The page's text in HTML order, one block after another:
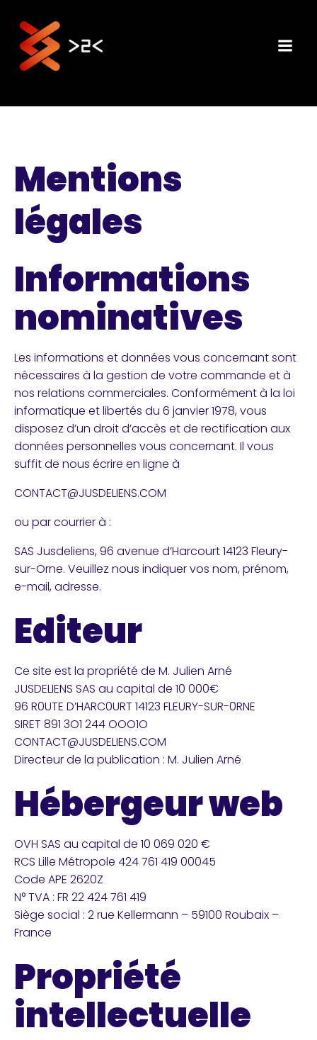
contenu
Mentions
légales
Informations
nominatives
Les informations et données vous concernant sont
nécessaires à la gestion de votre commande et à
nos relations commerciales. Conformément à la loi
informatique et libertés du 6 janvier 1978, vous
disposez d’un droit d’accès et de rectification aux
données personnelles vous concernant. Il vous
suffit de nous écrire en ligne à
CONTACT@JUSDELIENS.COM
ou par courrier à :
SAS Jusdeliens, 96 avenue d’Harcourt 14123 Fleury-
sur-Orne. Veuillez nous indiquer vos nom, prénom,
e-mail, adresse.
Editeur
Ce site est la propriété de M. Julien Arné
JUSDELIENS SAS au capital de 10 000€
96 R0UTE D’HARC0URT 14123 FLEURY-SUR-0RNE
SIRET 891 3O1 244 OOO1O
CONTACT@JUSDELIENS.COM
Directeur de la publication : M. Julien Arné
Hébergeur web
OVH SAS au capital de 10 069 020 €
RCS Lille Métropole 424 761 419 00045
Code APE 2620Z
N° TVA : FR 22 424 761 419
Siège social : 2 rue Kellermann – 59100 Roubaix –
France
Propriété
intellectuelle